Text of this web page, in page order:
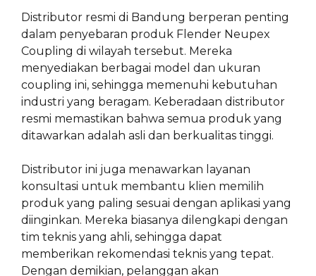
Distributor resmi di Bandung berperan penting
dalam penyebaran produk Flender Neupex
Coupling di wilayah tersebut. Mereka
menyediakan berbagai model dan ukuran
coupling ini, sehingga memenuhi kebutuhan
industri yang beragam. Keberadaan distributor
resmi memastikan bahwa semua produk yang
ditawarkan adalah asli dan berkualitas tinggi.
Distributor ini juga menawarkan layanan
konsultasi untuk membantu klien memilih
produk yang paling sesuai dengan aplikasi yang
diinginkan. Mereka biasanya dilengkapi dengan
tim teknis yang ahli, sehingga dapat
memberikan rekomendasi teknis yang tepat.
Dengan demikian, pelanggan akan